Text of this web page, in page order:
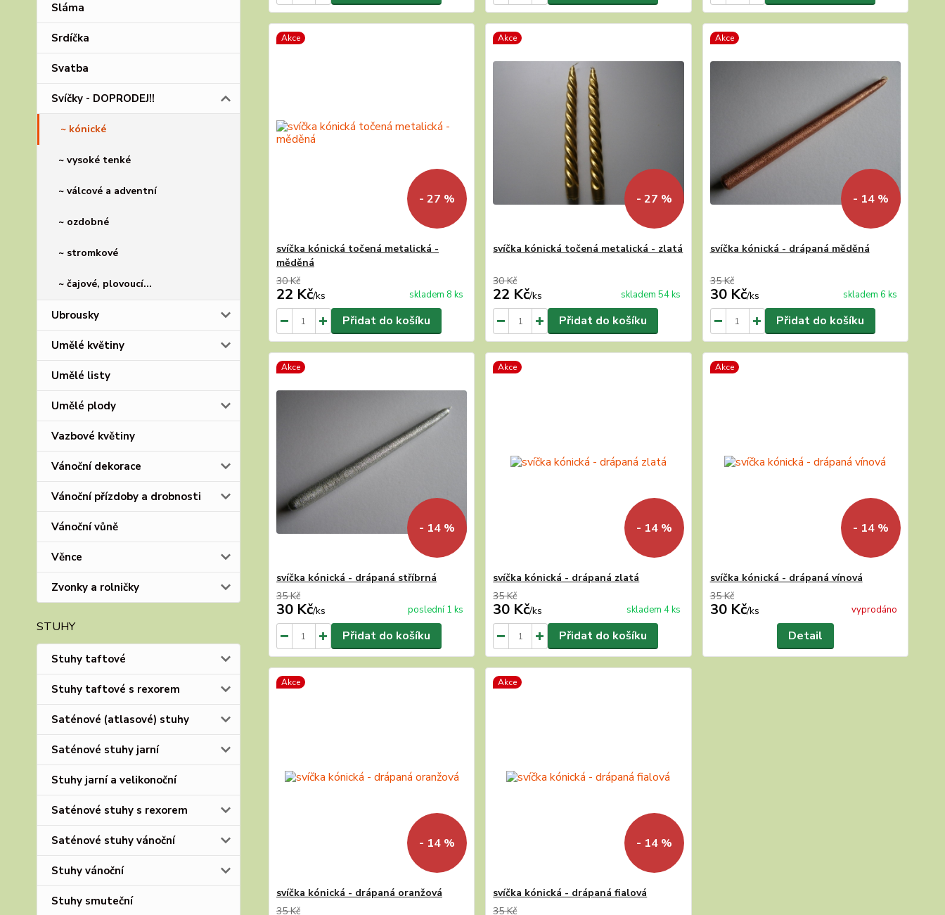
Sláma
Srdíčka
Svatba
Svíčky - DOPRODEJ!!
~ kónické
~ vysoké tenké
~ válcové a adventní
~ ozdobné
~ stromkové
~ čajové, plovoucí...
Ubrousky
Umělé květiny
Umělé listy
Umělé plody
Vazbové květiny
Vánoční dekorace
Vánoční přízdoby a drobnosti
Vánoční vůně
Věnce
Zvonky a rolničky
STUHY
Stuhy taftové
Stuhy taftové s rexorem
Saténové (atlasové) stuhy
Saténové stuhy jarní
Stuhy jarní a velikonoční
Saténové stuhy s rexorem
Saténové stuhy vánoční
Stuhy vánoční
Stuhy smuteční
Akce
- 27 %
svíčka kónická točená metalická -
měděná
30 Kč
22 Kč/ks skladem 8 ks
Přidat do košíku
Akce
- 27 %
svíčka kónická točená metalická - zlatá
30 Kč
22 Kč/ks skladem 54 ks
Přidat do košíku
Akce
- 14 %
svíčka kónická - drápaná měděná
35 Kč
30 Kč/ks skladem 6 ks
Přidat do košíku
Akce
- 14 %
svíčka kónická - drápaná stříbrná
35 Kč
30 Kč/ks poslední 1 ks
Přidat do košíku
Akce
- 14 %
svíčka kónická - drápaná zlatá
35 Kč
30 Kč/ks skladem 4 ks
Přidat do košíku
Akce
- 14 %
svíčka kónická - drápaná vínová
35 Kč
30 Kč/ks vyprodáno
Detail
Akce
- 14 %
svíčka kónická - drápaná oranžová
35 Kč
Akce
- 14 %
svíčka kónická - drápaná fialová
35 Kč